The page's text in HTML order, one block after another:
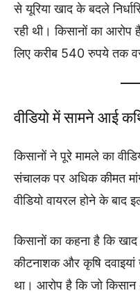
से यूरिया खाद के बदले
रही थी। किसानों का
लिए करीब 540 रुपये तक
वीडियो में सामने आई
किसानों ने पूरे मामले का
संचालक पर अधिक कीमत
वीडियो वायरल होने के बाद
किसानों का कहना है कि
कीटनाशक और कृषि दवाइयां
था। आरोप है कि जो